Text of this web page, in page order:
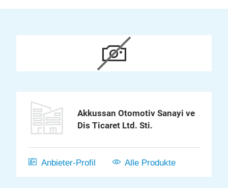
Akkussan Otomotiv Sanayi ve
Dis Ticaret Ltd. Sti.
Anbieter-Profil Alle Produkte